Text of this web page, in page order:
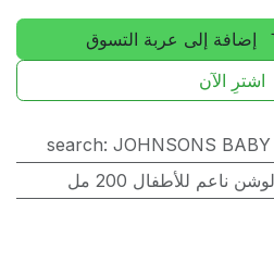
إضافة إلى عربة التسوق
اشترِ الآن
search:JOHNSONS
ناعم للأطفال 200 مل